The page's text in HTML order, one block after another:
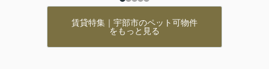
物件詳細へ
らしが可能です。
賃貸特集｜宇部市のペット可物件
をもっと見る